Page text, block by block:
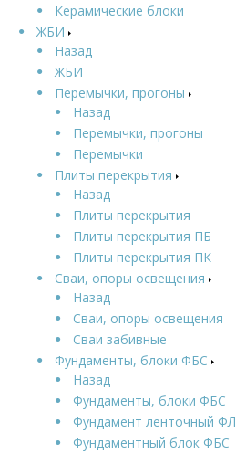
Керамические блоки
ЖБИ
Назад
ЖБИ
Перемычки, прогоны
Назад
Перемычки, прогоны
Перемычки
Плиты перекрытия
Назад
Плиты перекрытия
Плиты перекрытия ПБ
Плиты перекрытия ПК
Сваи, опоры освещения
Назад
Сваи, опоры освещения
Сваи забивные
Фундаменты, блоки ФБС
Назад
Фундаменты, блоки ФБС
Фундамент ленточный ФЛ
Фундаментный блок ФБС